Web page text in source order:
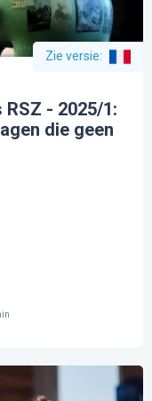
Zie versie:
- 2025/1:
die geen